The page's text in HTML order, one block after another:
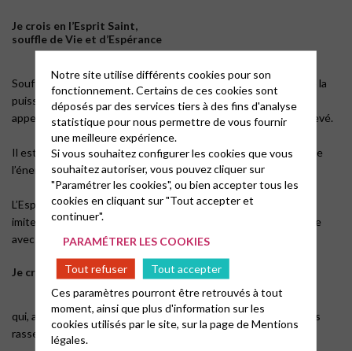
Je crois en l’Esprit Saint,
souffle de Vie et d’Espérance
Souffle créateur qui parcourt la terre, il est la manifestation de la
puissance de Dieu en mouvement qui anime le monde, nous
appelant à toujours avancer pour poursuivre l’infiniment inachevé.
Il est l’irruption parmi les Hommes et en chacun d’entre nous de
l’énergie divine qui nous fait marcher avec Dieu.
L’Esprit Saint abroge nos peurs, il nous inspire et nous invite à
imiter notre Père par une audace créatrice chaque jour répétée
avec confiance et foi en Dieu.
Je crois en l’Église des Hommes
qui, au-delà de nos différences et malgré nos défaillances, nous
rassemble et nous rapproche dans la célébration de la vie.
Notre site utilise différents cookies pour son
fonctionnement. Certains de ces cookies sont
déposés par des services tiers à des fins d'analyse
statistique pour nous permettre de vous fournir
une meilleure expérience.
Si vous souhaitez configurer les cookies que vous
souhaitez autoriser, vous pouvez cliquer sur
"Paramétrer les cookies", ou bien accepter tous les
cookies en cliquant sur "Tout accepter et
continuer".
PARAMÉTRER LES COOKIES
Tout refuser
Tout accepter
Ces paramètres pourront être retrouvés à tout
moment, ainsi que plus d'information sur les
cookies utilisés par le site, sur la page deMentions
légales.